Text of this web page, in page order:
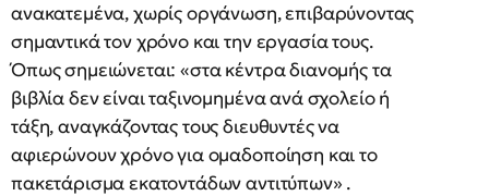
ανακατεμένα, χωρίς οργάνωση, επιβαρύνοντας
σημαντικά τον χρόνο και την εργασία τους.
Όπως σημειώνεται: «στα κέντρα διανομής τα
βιβλία δεν είναι ταξινομημένα ανά σχολείο ή
τάξη, αναγκάζοντας τους διευθυντές να
αφιερώνουν χρόνο για ομαδοποίηση και το
πακετάρισμα εκατοντάδων αντιτύπων» .